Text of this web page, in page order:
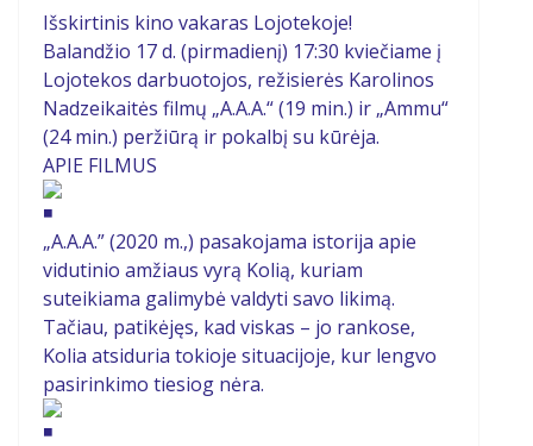
Išskirtinis kino vakaras Lojotekoje!
Balandžio 17 d. (pirmadienį) 17:30 kviečiame į
Lojotekos darbuotojos, režisierės Karolinos
Nadzeikaitės filmų „A.A.A.“ (19 min.) ir „Ammu“
(24 min.) peržiūrą ir pokalbį su kūrėja.
APIE FILMUS
„A.A.A.” (2020 m.,) pasakojama istorija apie
vidutinio amžiaus vyrą Kolią, kuriam
suteikiama galimybė valdyti savo likimą.
Tačiau, patikėjęs, kad viskas – jo rankose,
Kolia atsiduria tokioje situacijoje, kur lengvo
pasirinkimo tiesiog nėra.